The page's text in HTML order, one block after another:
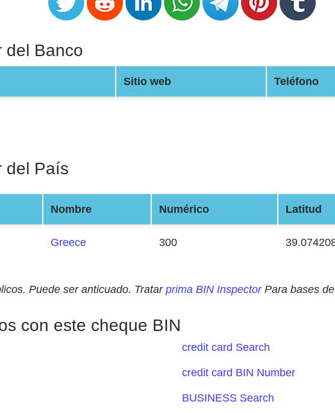
del Banco
Sitio web Teléfono
del País
Nombre Numérico Latitud
Greece 300
Puede ser anticuado. Tratar prima BIN InspectorPara bases
con este cheque BIN
credit card Search
credit card BIN Number
BUSINESS Search